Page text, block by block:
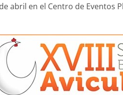
abril en el Centro de Eventos